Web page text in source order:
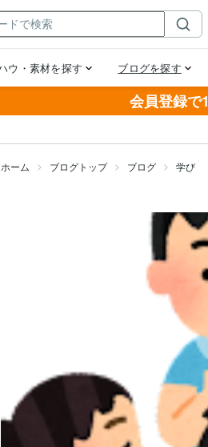
会員登録で
ホーム ブログトップ ブログ 学び